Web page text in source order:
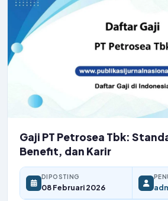
Gaji PT Petrosea Tbk:
Benefit, dan Karir
DIPOSTING
08 Februari 2026